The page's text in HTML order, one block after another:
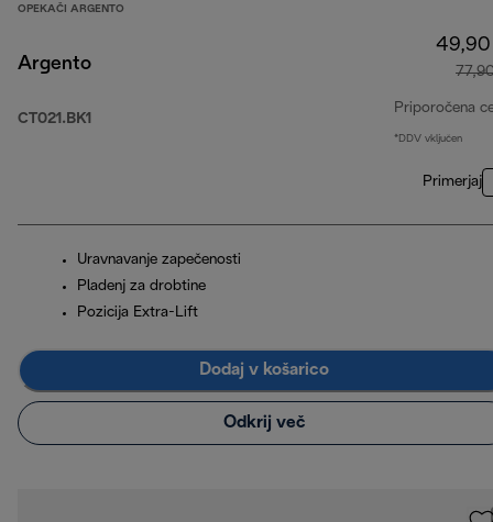
OPEKAČI ARGENTO
Argento
CT021.BK1
Priporočena
*DDV vključen
Primerjaj
Uravnavanje zapečenosti
Pladenj za drobtine
Pozicija Extra-Lift
Dodaj v košarico
Odkrij več